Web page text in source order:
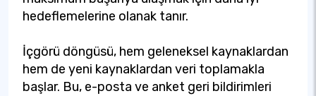
hedeflemelerine olanak tanır.
İçgörü döngüsü, hem geleneksel kaynaklardan
hem de yeni kaynaklardan veri toplamakla
başlar. Bu, e-posta ve anket geri bildirimleri